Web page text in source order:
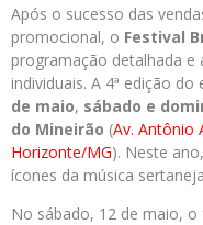
Após o sucesso das
promocional, o Festival
programação detalhada e
individuais. A 4ª edição
de maio, sábado e
do Mineirão (Av. Antônio
Horizonte/MG). Neste
ícones da música
No sábado, 12 de maio,